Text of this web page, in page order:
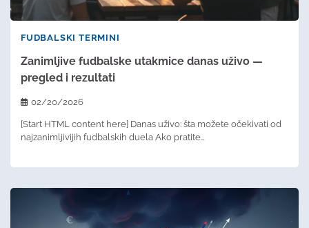
FUDBALSKI TERMINI
Zanimljive fudbalske utakmice danas uživo —
pregled i rezultati
02/20/2026
[Start HTML content here] Danas uživo: šta možete očekivati od
najzanimljivijih fudbalskih duela Ako pratite…